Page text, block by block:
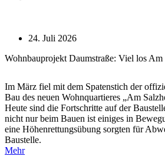
24. Juli 2026
Wohnbauprojekt Daumstraße: Viel los Am
Im März fiel mit dem Spatenstich der
Bau des neuen Wohnquartieres „Am
Heute sind die Fortschritte auf der
nicht nur beim Bauen ist einiges in
eine Höhenrettungsübung sorgten für
Baustelle.
Mehr